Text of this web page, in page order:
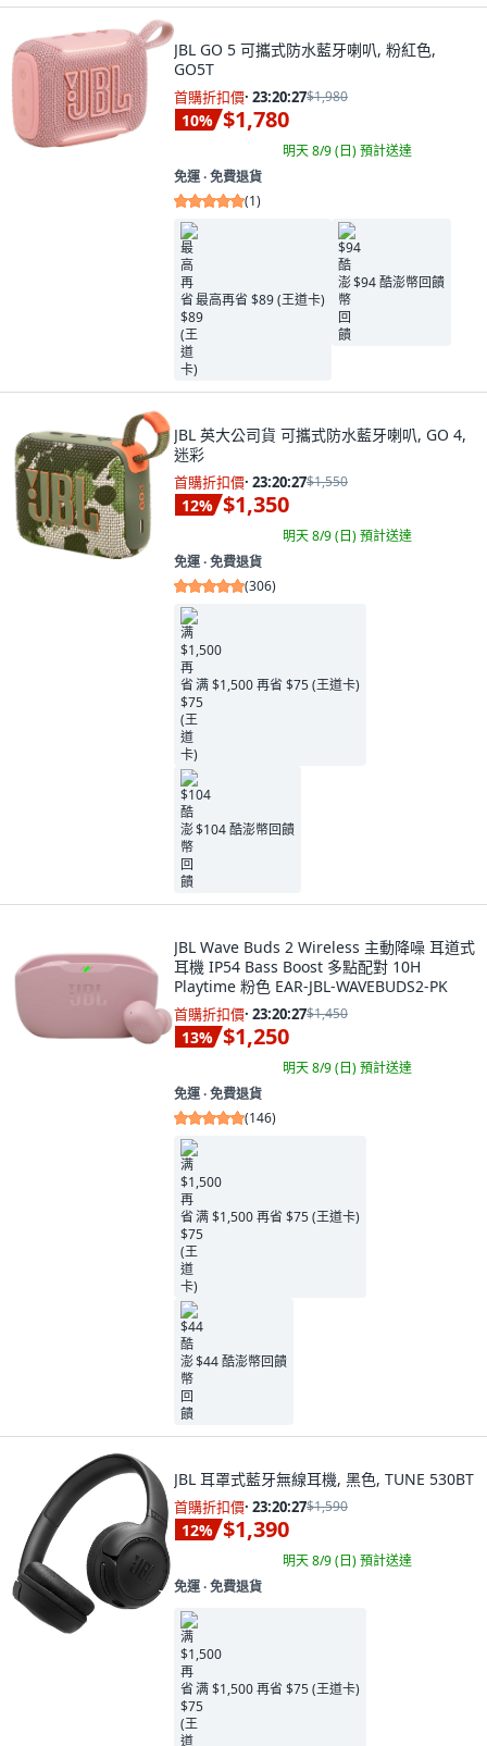
JBL GO 5 可攜式防水藍牙喇叭, 粉紅色,
GO5T
首購折扣價· 23:20:26$1,980
10% $1,780
明天 8/9 (日)預計送達
免運 ∙ 免費退貨
(1)
最高再省 $89 (王道卡)
$94 酷澎幣回饋
JBL 英大公司貨 可攜式防水藍牙喇叭, GO 4,
迷彩
首購折扣價· 23:20:26$1,550
12% $1,350
明天 8/9 (日)預計送達
免運 ∙ 免費退貨
(306)
满 $1,500 再省 $75 (王道卡)
$104 酷澎幣回饋
JBL Wave Buds 2 Wireless 主動降噪 耳道式
耳機 IP54 Bass Boost 多點配對 10H
Playtime 粉色 EAR-JBL-WAVEBUDS2-PK
首購折扣價· 23:20:26$1,450
13% $1,250
明天 8/9 (日)預計送達
免運 ∙ 免費退貨
(146)
满 $1,500 再省 $75 (王道卡)
$44 酷澎幣回饋
JBL 耳罩式藍牙無線耳機, 黑色, TUNE 530BT
首購折扣價· 23:20:26$1,590
12% $1,390
明天 8/9 (日)預計送達
免運 ∙ 免費退貨
满 $1,500 再省 $75 (王道卡)